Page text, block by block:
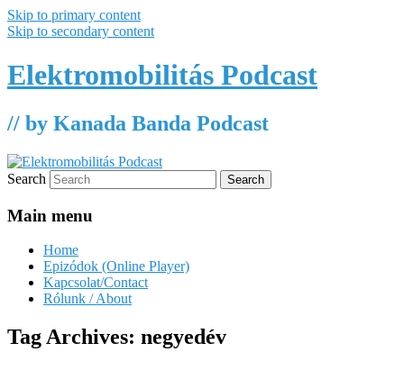
Skip to primary content
Skip to secondary content
Elektromobilitás Podcast
// by Kanada Banda Podcast
Search
Main menu
Home
Epizódok (Online Player)
Kapcsolat/Contact
Rólunk / About
Tag Archives: negyedév